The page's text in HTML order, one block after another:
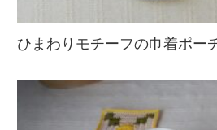
ひまわりモチーフの巾着ポー